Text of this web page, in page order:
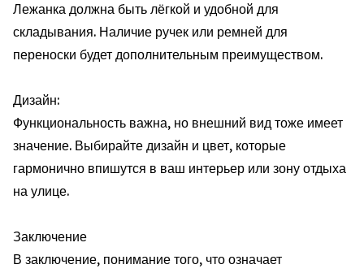
Лежанка должна быть лёгкой и удобной для
складывания. Наличие ручек или ремней для
переноски будет дополнительным преимуществом.
Дизайн:
Функциональность важна, но внешний вид тоже имеет
значение. Выбирайте дизайн и цвет, которые
гармонично впишутся в ваш интерьер или зону отдыха
на улице.
Заключение
В заключение, понимание того, что означает